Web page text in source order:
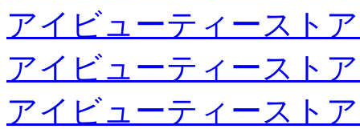
アイビューティースト
アイビューティースト
アイビューティースト